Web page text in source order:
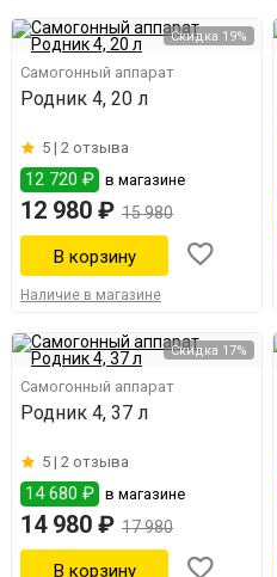
Скидка 19%
Самогонный аппарат
Родник 4, 20 л
5 | 2 отзыва
12 720 ₽ в магазине
12 980 ₽ 15 980
Наличие в магазине
Скидка 17%
Самогонный аппарат
Родник 4, 37 л
5 | 2 отзыва
14 680 ₽ в магазине
14 980 ₽ 17 980